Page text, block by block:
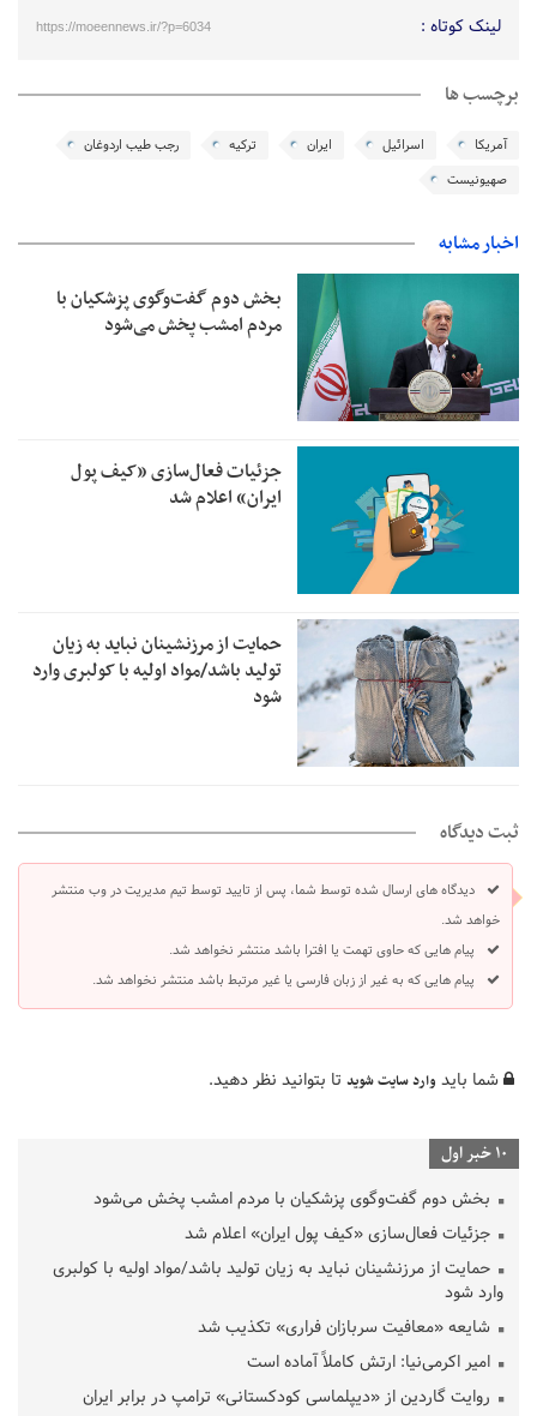
لینک کوتاه : https://moeennews.ir/?p=6034
برچسب ها
آمریکا اسرائیل ایران ترکیه
رجب طیب اردوغان
صهیونیست
اخبار مشابه
بخش دوم گفت‌وگوی پزشکیان با
مردم امشب پخش می‌شود
جزئیات فعال‌سازی «کیف پول
ایران» اعلام شد
حمایت از مرزنشینان نباید به زیان
تولید باشد/مواد اولیه با کولبری وارد
شود
ثبت دیدگاه
دیدگاه های ارسال شده توسط شما، پس از تایید توسط تیم مدیریت در وب منتشر
خواهد شد.
پیام هایی که حاوی تهمت یا افترا باشد منتشر نخواهد شد.
پیام هایی که به غیر از زبان فارسی یا غیر مرتبط باشد منتشر نخواهد شد.
شما باید وارد سایت شوید تا بتوانید نظر دهید.
10 خبر اول
بخش دوم گفت‌وگوی پزشکیان با مردم امشب پخش می‌شود
جزئیات فعال‌سازی «کیف پول ایران» اعلام شد
حمایت از مرزنشینان نباید به زیان تولید باشد/مواد اولیه با کولبری
وارد شود
شایعه «معافیت سربازان فراری» تکذیب شد
امیر اکرمی‌نیا: ارتش کاملاً آماده است
روایت گاردین از «دیپلماسی کودکستانی» ترامپ در برابر ایران